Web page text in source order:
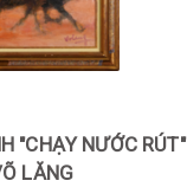
"CHẠY NƯỚC RÚT"
LĂNG